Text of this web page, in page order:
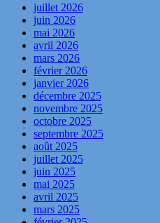
juillet 2026
juin 2026
mai 2026
avril 2026
mars 2026
février 2026
janvier 2026
décembre 2025
novembre 2025
octobre 2025
septembre 2025
août 2025
juillet 2025
juin 2025
mai 2025
avril 2025
mars 2025